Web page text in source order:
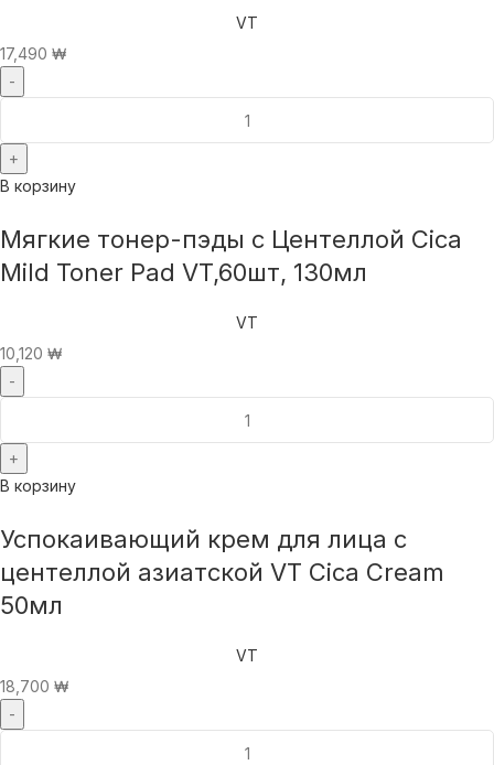
VT
17,490 ₩
В корзину
Мягкие тонер-пэды с Центеллой Cica
Mild Toner Pad VT,60шт, 130мл
VT
10,120 ₩
В корзину
Успокаивающий крем для лица с
центеллой азиатской VT Cica Cream
50мл
VT
18,700 ₩